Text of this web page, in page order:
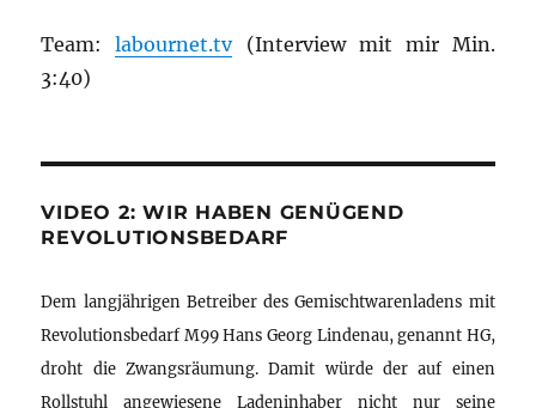
Team:labournet.tv(Interview mit mir Min.
3:40)
VIDEO 2: WIR HABEN GENÜGEND
REVOLUTIONSBEDARF
Dem langjährigen Betreiber des Gemischtwarenladens mit
Revolutionsbedarf M99 Hans Georg Lindenau, genannt HG,
droht die Zwangsräumung. Damit würde der auf einen
Rollstuhl angewiesene Ladeninhaber nicht nur seine